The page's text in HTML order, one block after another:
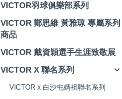
VICTOR羽球俱樂部系列
VICTOR 鄭思維 黃雅琼 專屬系列
商品
VICTOR 戴資穎選手生涯致敬展
VICTOR X 聯名系列
VICTOR x 白沙屯媽祖聯名系列